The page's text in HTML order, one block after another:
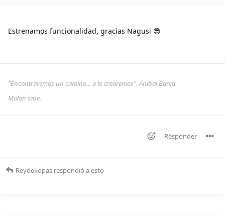
Estrenamos funcionalidad, gracias Nagusi 😎
"Encontraremos un camino... o lo crearemos". Anibal Barca
Molon labe.
Responder
Reydekopas respondió a esto